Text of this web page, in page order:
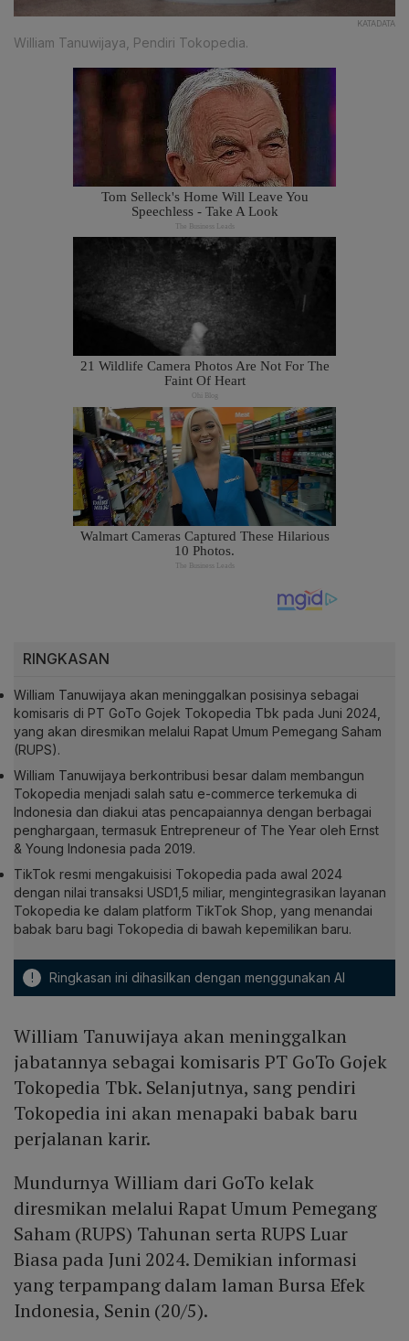
KATADATA
William Tanuwijaya, Pendiri Tokopedia.
RINGKASAN
William Tanuwijaya akan meninggalkan posisinya sebagai
komisaris di PT GoTo Gojek Tokopedia Tbk pada Juni 2024,
yang akan diresmikan melalui Rapat Umum Pemegang Saham
(RUPS).
William Tanuwijaya berkontribusi besar dalam membangun
Tokopedia menjadi salah satu e-commerce terkemuka di
Indonesia dan diakui atas pencapaiannya dengan berbagai
penghargaan, termasuk Entrepreneur of The Year oleh Ernst
& Young Indonesia pada 2019.
TikTok resmi mengakuisisi Tokopedia pada awal 2024
dengan nilai transaksi USD1,5 miliar, mengintegrasikan layanan
Tokopedia ke dalam platform TikTok Shop, yang menandai
babak baru bagi Tokopedia di bawah kepemilikan baru.
! Ringkasan ini dihasilkan dengan menggunakan AI
William Tanuwijaya akan meninggalkan
jabatannya sebagai komisaris PT GoTo Gojek
Tokopedia Tbk. Selanjutnya, sang pendiri
Tokopedia ini akan menapaki babak baru
perjalanan karir.
Mundurnya William dari GoTo kelak
diresmikan melalui Rapat Umum Pemegang
Saham (RUPS) Tahunan serta RUPS Luar
Biasa pada Juni 2024. Demikian informasi
yang terpampang dalam laman Bursa Efek
Indonesia, Senin (20/5).